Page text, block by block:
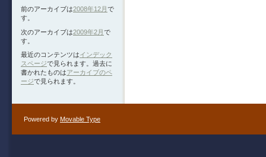
前のアーカイブは2008年12月 で
す。
次のアーカイブは2009年2月で
す。
最近のコンテンツはインデック
スページで見られます。過去に
書かれたものはアーカイブのペ
ージで見られます。
Powered by Movable Type